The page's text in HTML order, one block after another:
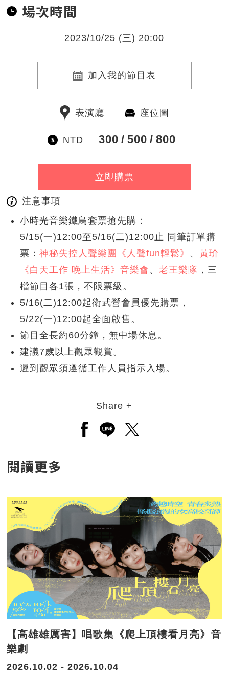
場次時間
2023/10/25 (三) 20:00
加入我的節目表
表演廳 座位圖
NTD 300 500 800
立即購票
注意事項
小時光音樂鐵鳥套票搶先購：
5/15(一)12:00至5/16(二)12:00止 同筆訂單購
票：神秘失控人聲樂團《人聲fun輕鬆》 、黃玠
《白天工作 晚上生活》音樂會 、老王樂隊 ，三
檔節目各1張，不限票級。
5/16(二)12:00起衛武營會員優先購票，
5/22(一)12:00起全面啟售。
節目全長約60分鐘，無中場休息。
建議7歲以上觀眾觀賞。
遲到觀眾須遵循工作人員指示入場。
Share +
另開新視窗分享至facebook
另開新視窗分享至line
另開新視窗分享至
閱讀更多
【高雄雄厲害】唱歌集《爬上頂樓看月亮》音
樂劇
2026.10.02 - 2026.10.04